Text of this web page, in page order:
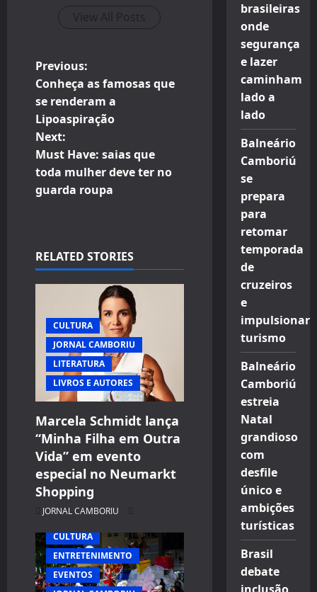
View All Posts
P
o
s
t
n
v
i
a
i
o
n
Previous:
Conheça as famosas que
se renderam a
Lipoaspiração
Next:
Must Have: saias que
toda mulher deve ter no
guarda roupa
RELATED STORIES
CULTURA
JORNAL CAMBORIU
LITERATURA
LIVROS E AUTORES
Marcela Schmidt lança
“Minha Filha em Outra
Vida” em evento
especial no Neumarkt
Shopping
JORNAL CAMBORIU
CULTURA
ENTRETENIMENTO
EVENTOS
brasileiras
onde
segurança
e lazer
caminham
lado a
lado
Balneário
Camboriú
se
prepara
para
retomar
temporada
de
cruzeiros
e
impulsionar
turismo
Balneário
Camboriú
estreia
Natal
grandioso
com
desfile
único e
ambições
turísticas
Brasil
debate